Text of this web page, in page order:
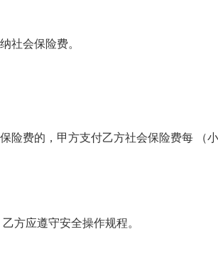
社会保险费。
险费的，甲方支付乙方社会保险费每 （
方应遵守安全操作规程。